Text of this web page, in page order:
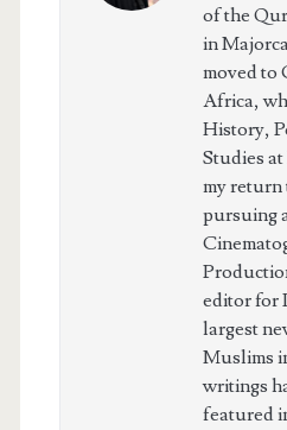
of the
in
moved to
Africa,
History,
Studies
my return
pursuing
editor for
largest
Muslims
writings
featured